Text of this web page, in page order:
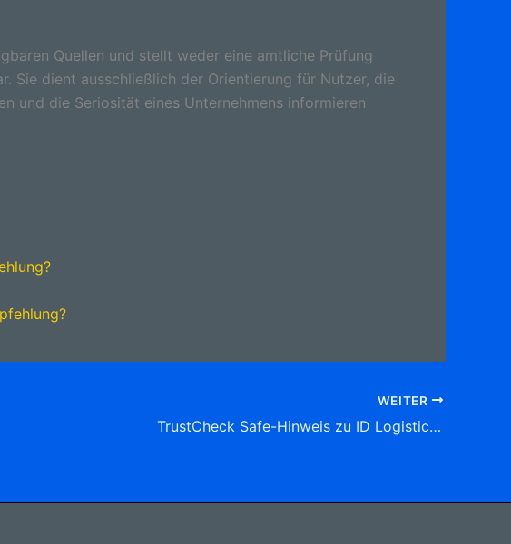
Quellen und stellt weder eine amtliche Prüfung
Sie dient ausschließlich der Orientierung für Nutzer, die
und die Seriosität eines Unternehmens informieren
WEITER
TrustCheck Safe-Hinweis zu ID Logistics GmbH Kaltbandstr. 5, (Mitte)44145 Dortmund Tel: 0231 5 45 24-0